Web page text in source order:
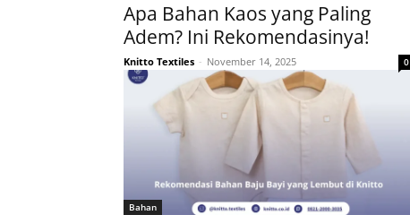
Apa Bahan Kaos yang Paling
Adem? Ini Rekomendasinya!
Knitto Textiles - November 14, 2025 0
Bahan